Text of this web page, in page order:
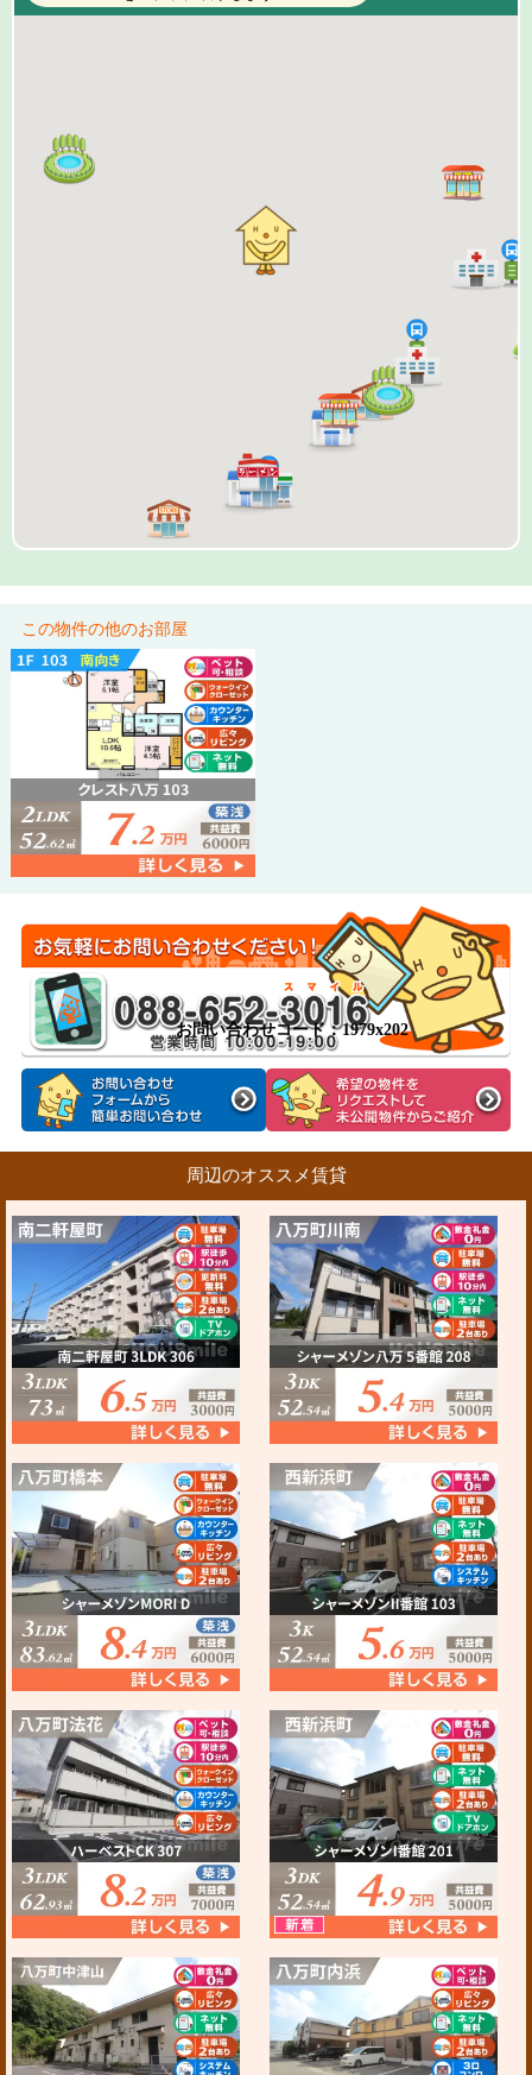
この物件の他のお部屋
お問い合わせコード：1979x202
周辺のオススメ賃貸